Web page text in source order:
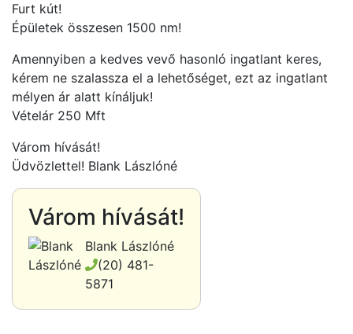
Furt kút!
Épületek összesen 1500 nm!
Amennyiben a kedves vevő hasonló ingatlant keres,
kérem ne szalassza el a lehetőséget, ezt az ingatlant
mélyen ár alatt kínáljuk!
Vételár 250 Mft
Várom hívását!
Üdvözlettel! Blank Lászlóné
Várom hívását!
Blank Lászlóné
(20) 481-
5871